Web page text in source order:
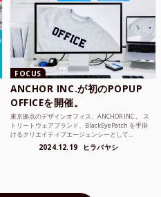
FOCUS
ANCHOR INC.が初のPOPUP
OFFICEを開催。
東京拠点のデザインオフィス、ANCHOR INC.。 ス
トリートウェアブランド、BlackEyePatch を手掛
けるクリエイティブエージェンシーとして...
2024.12.19 ヒラバヤシ